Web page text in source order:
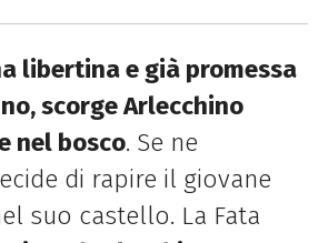
libertina e già promessa
scorge Arlecchino
nel bosco. Se ne
di rapire il giovane
suo castello. La Fata